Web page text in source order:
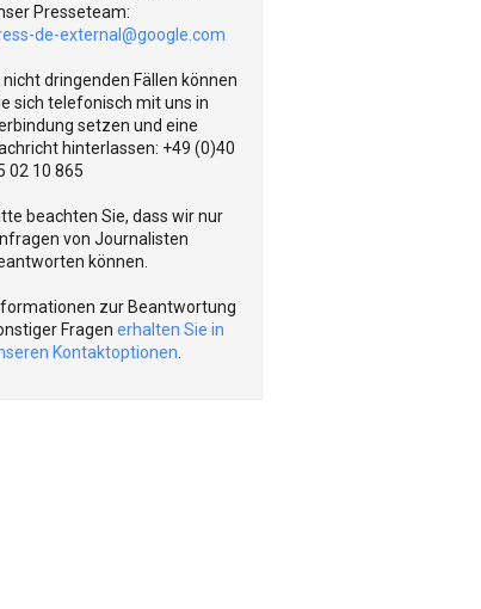
Presseteam:
de-external@google.com
nicht dringenden Fällen können
sich telefonisch mit uns in
setzen und eine
hinterlassen: +49 (0)40
02 10 865
beachten Sie, dass wir nur
von Journalisten
können.
zur Beantwortung
Fragen erhalten Sie in
Kontaktoptionen